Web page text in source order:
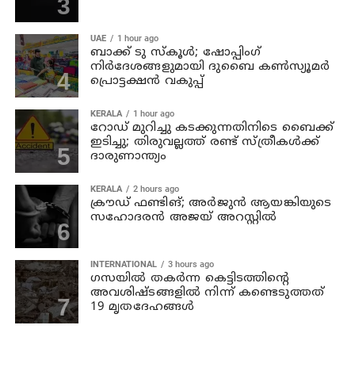
UAE 1 hour ago
ബാക്ക് ടു സ്‌കൂള്‍; ഷോപ്പിംഗ്
നിര്‍ദേശങ്ങളുമായി ദുബൈ കണ്‍സ്യൂമര്‍
പ്രൊട്ടക്ഷന്‍ വകുപ്പ്
KERALA 1 hour ago
റോഡ് മുറിച്ചു കടക്കുന്നതിനിടെ ബൈക്ക്
ഇടിച്ചു; തിരുവല്ലത്ത് രണ്ട് സ്ത്രീകള്‍ക്ക്
ദാരുണാന്ത്യം
KERALA 2 hours ago
ക്രൗഡ് ഫണ്ടിങ്; അര്‍ജുന്‍ ആയങ്കിയുടെ
സഹോദരന്‍ അജയ് അറസ്റ്റില്‍
INTERNATIONAL 3 hours ago
ഗസയില്‍ തകര്‍ന്ന കെട്ടിടത്തിന്റെ
അവശിഷ്ടങ്ങളില്‍ നിന്ന് കണ്ടെടുത്തത്
19 മൃതദേഹങ്ങള്‍